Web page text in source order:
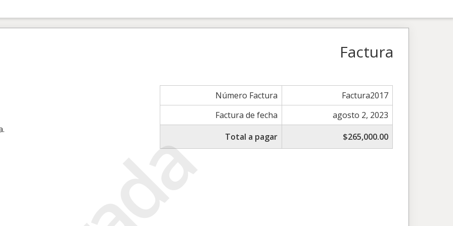
Factura
Número Factura
Factura2017
Factura de fecha
agosto 2, 2023
Total a pagar
$265,000.00